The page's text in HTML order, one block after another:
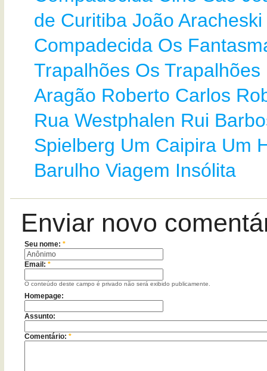
de Curitiba João Aracheski
Compadecida Os
Trapalhões Os Trapalhões
Aragão Roberto Carlos
Rua Westphalen Rui
Spielberg Um Caipira Um
Barulho Viagem Insólita
Enviar novo
Seu nome:*
Email:*
O conteúdo deste campo é privado não será exibido publicamente.
Homepage:
Assunto:
Comentário:*